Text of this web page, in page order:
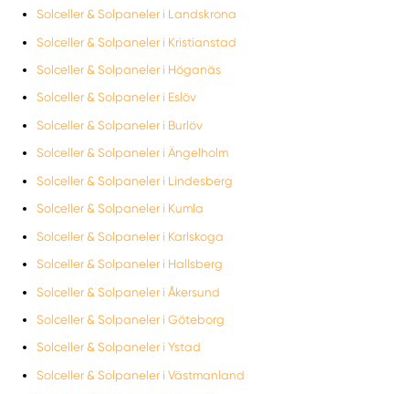
Solceller & Solpaneler i Landskrona
Solceller & Solpaneler i Kristianstad
Solceller & Solpaneler i Höganäs
Solceller & Solpaneler i Eslöv
Solceller & Solpaneler i Burlöv
Solceller & Solpaneler i Ängelholm
Solceller & Solpaneler i Lindesberg
Solceller & Solpaneler i Kumla
Solceller & Solpaneler i Karlskoga
Solceller & Solpaneler i Hallsberg
Solceller & Solpaneler i Åkersund
Solceller & Solpaneler i Göteborg
Solceller & Solpaneler i Ystad
Solceller & Solpaneler i Västmanland